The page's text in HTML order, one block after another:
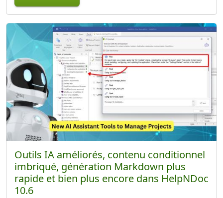
Outils IA améliorés, contenu conditionnel
imbriqué, génération Markdown plus
rapide et bien plus encore dans HelpNDoc
10.6